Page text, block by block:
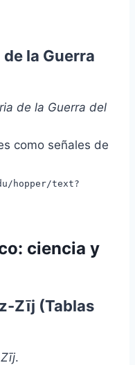
la Guerra
de la Guerra del
como señales de
hopper/text?
ciencia y
Zīj (Tablas
.